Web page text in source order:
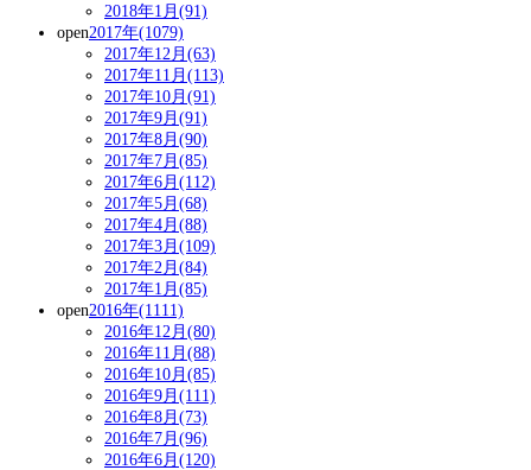
2018年1月(91)
open2017年(1079)
2017年12月(63)
2017年11月(113)
2017年10月(91)
2017年9月(91)
2017年8月(90)
2017年7月(85)
2017年6月(112)
2017年5月(68)
2017年4月(88)
2017年3月(109)
2017年2月(84)
2017年1月(85)
open2016年(1111)
2016年12月(80)
2016年11月(88)
2016年10月(85)
2016年9月(111)
2016年8月(73)
2016年7月(96)
2016年6月(120)